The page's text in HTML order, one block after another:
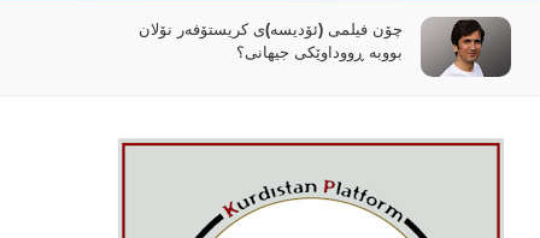
راپۆرتێک: رێککەوتنەکەی واشنتن و تاران
کۆنترۆڵی تەنگەی هورمز دەداتە دەست